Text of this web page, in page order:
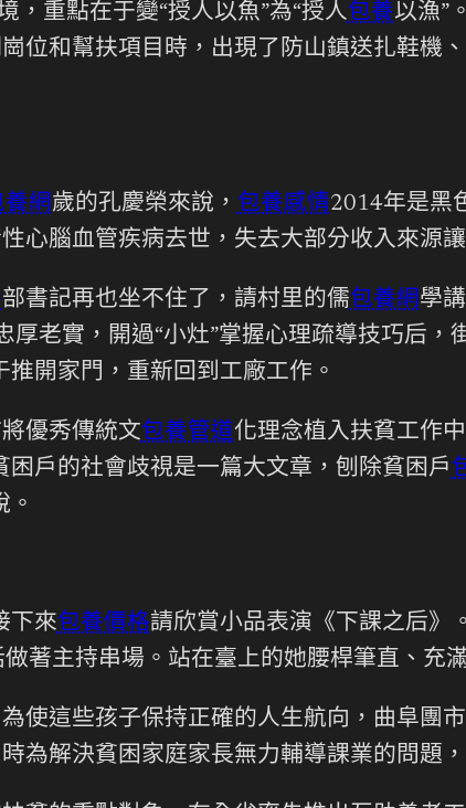
，重點在于變“授人以魚”為“授人包養以漁”
位和幫扶項目時，出現了防山鎮送扎鞋機
養網歲的孔慶榮來說， 包養感情2014年是黑
心腦血管疾病去世，失去大部分收入來源
部書記再也坐不住了，請村里的儒包養網學
厚老實，開過“小灶”掌握心理疏導技巧后，
開家門，重新回到工廠工作。
優秀傳統文包養管道化理念植入扶貧工作
戶的社會歧視是一篇大文章，刨除貧困戶
下來包養價格請欣賞小品表演《下課之后》
著主持串場。站在臺上的她腰桿筆直、充
使這些孩子保持正確的人生航向，曲阜團
為解決貧困家庭家長無力輔導課業的問題